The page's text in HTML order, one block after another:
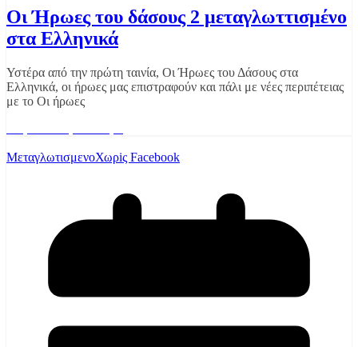
Οι Ήρωες του δάσους 2 μεταγλωττισμένο
στα Ελληνικά
Υστέρα από την πρώτη ταινία, Οι Ήρωες του Δάσους στα
Ελληνικά, οι ήρωες μας επιστραφούν και πάλι με νέες περιπέτειας
με το Οι ήρωες
ΜεταγλωτισμενοΧωρiς Facebook